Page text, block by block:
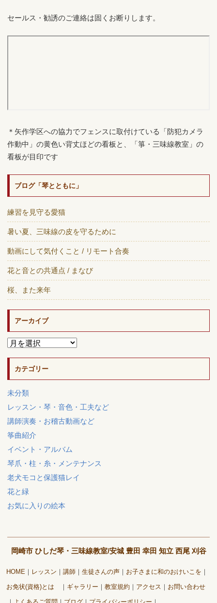
セールス・勧誘のご連絡は固くお断りします。
＊矢作学区への協力でフェンスに取付けている「防犯カメラ
作動中」の黄色い背丈ほどの看板と、「箏・三味線教室」の
看板が目印です
ブログ「琴とともに」
練習を見守る愛猫
暑い夏、三味線の皮を守るために
動画にして気付くこと / リモート合奏
花と音との共通点 / まなび
桜、また来年
アーカイブ
カテゴリー
未分類
レッスン・琴・音色・工夫など
講師演奏・お稽古動画など
筝曲紹介
イベント・アルバム
琴爪・柱・糸・メンテナンス
老犬モコと保護猫レイ
花と緑
お気に入りの絵本
岡崎市 ひしだ琴・三味線教室/安城 豊田 幸田 知立 西尾 刈谷
HOME レッスン 講師 生徒さんの声 お子さまに和のおけいこを
お免状(資格)とは ギャラリー 教室規約 アクセス お問い合わせ